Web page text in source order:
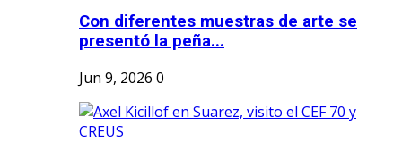
Con diferentes muestras de arte se
presentó la peña...
Jun 9, 2026 0